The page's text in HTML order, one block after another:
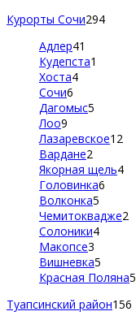
Курорты Сочи294
Адлер41
Кудепста1
Хоста4
Сочи6
Дагомыс5
Лоо9
Лазаревское12
Вардане2
Якорная щель4
Головинка6
Волконка5
Чемитоквадже2
Солоники4
Макопсе3
Вишневка5
Красная Поляна5
Туапсинский район156